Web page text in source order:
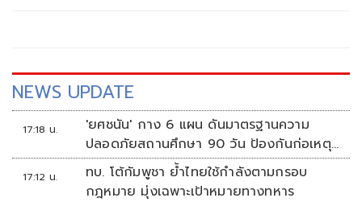
NEWS UPDATE
17:18 น.
'ยศชนัน' กาง 6 แผน ดันมาตรฐานความ
ปลอดภัยสถานศึกษา 90 วัน ป้องกันก่อเหตุ
รุนแรง
17:12 น.
ทบ. โต้กัมพูชา ย้ำไทยใช้กำลังตามกรอบ
กฎหมาย มุ่งเฉพาะเป้าหมายทางทหาร